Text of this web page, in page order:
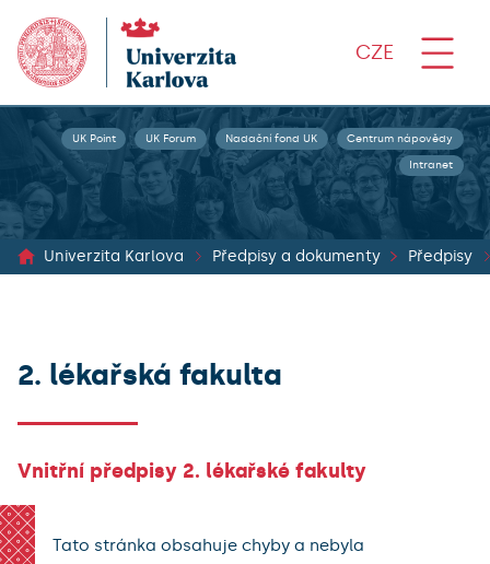
CZE
UK Point UK Forum Nadační fond UK Centrum nápovědy
Intranet
Univerzita Karlova Předpisy a dokumenty Předpisy
2. lékařská fakulta
Vnitřní předpisy 2. lékařské fakulty
Tato stránka obsahuje chyby a nebyla